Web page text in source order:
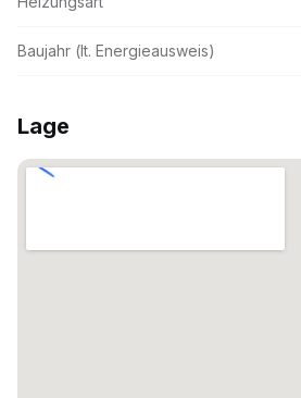
Baujahr (lt. Energieausweis)
Lage